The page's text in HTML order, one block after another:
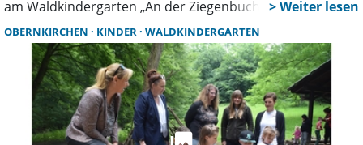
am Waldkindergarten „An der Ziegenbuche” in Bad
Münder zu einer Sachbeschädigung. Bislang unbekannte
Täter beschädigten eine Wippe, Bänke, Vogelhäuser sowie
eine Fenstervorrichtung an einem Bauwagen. Zudem
wurden an einem Ofen mehrere Kinderhandschuhe
entzündet. Zeugen, die im genannten Zeitraum relevante
Beobachtungen gemacht haben, werden gebeten, sich bei
OBERNKIRCHEN KINDER WALDKINDERGARTEN